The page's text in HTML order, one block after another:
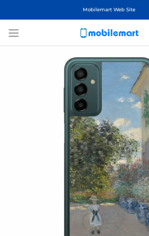
Mobilemart Web Site